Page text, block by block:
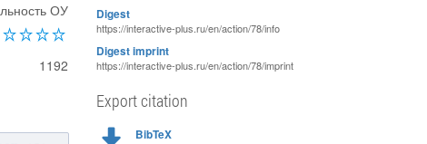
ОУ
1192
Digest
https://interactive-plus.ru/en/action/78/info
Digest imprint
https://interactive-plus.ru/en/action/78/imprint
Export citation
BibTeX